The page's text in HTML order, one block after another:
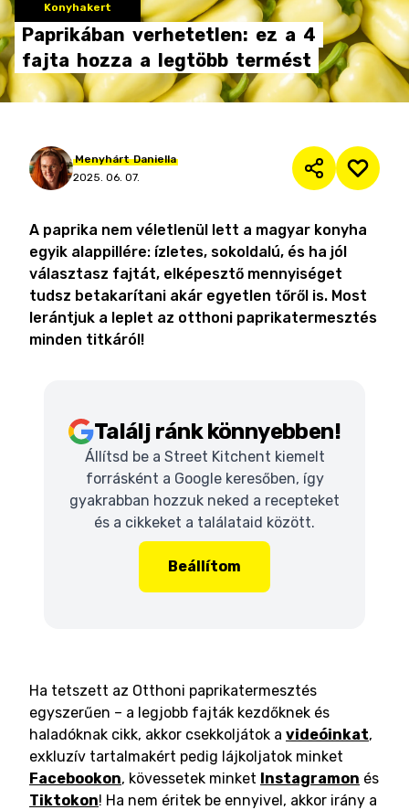
Konyhakert
Paprikában verhetetlen: ez a 4
fajta hozza a legtöbb termést
Menyhárt Daniella
2025. 06. 07.
A paprika nem véletlenül lett a magyar konyha
egyik alappillére: ízletes, sokoldalú, és ha jól
választasz fajtát, elképesztő mennyiséget
tudsz betakarítani akár egyetlen tőről is. Most
lerántjuk a leplet az otthoni paprikatermesztés
minden titkáról!
Találj ránk könnyebben!
Állítsd be a Street Kitchent kiemelt
forrásként a Google keresőben, így
gyakrabban hozzuk neked a recepteket
és a cikkeket a találataid között.
Beállítom
Ha tetszett az Otthoni paprikatermesztés
egyszerűen – a legjobb fajták kezdőknek és
haladóknak cikk, akkor csekkoljátok a videóinkat,
exkluzív tartalmakért pedig lájkoljatok minket
Facebookon, kövessetek minket Instagramon és
Tiktokon! Ha nem éritek be ennyivel, akkor irány a